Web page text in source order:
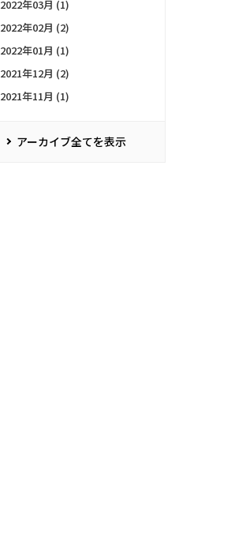
2022年03月 (1)
2022年02月 (2)
2022年01月 (1)
2021年12月 (2)
2021年11月 (1)
アーカイブ全てを表示